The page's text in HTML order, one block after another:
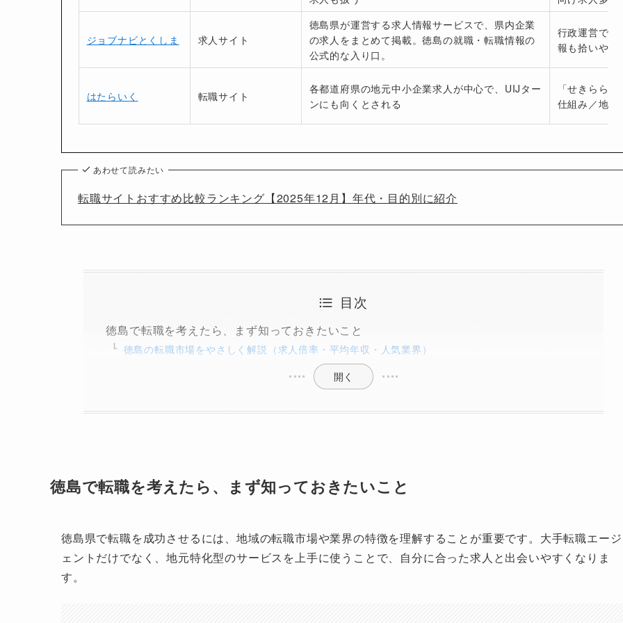
ジョブナビとくしま 求人サイト
徳島県が運営する求人情報サービスで、県内企業
の求人をまとめて掲載。徳島の就職・転職情報の
公式的な入り口。
行政運営で安
報も拾いやすい
はたらいく 転職サイト
各都道府県の地元中小企業求人が中心で、UIJター
ンにも向くとされる
「せきらら
仕組み／地元
あわせて読みたい
転職サイトおすすめ比較ランキング【2025年12月】年代・目的別に紹介
目次
徳島で転職を考えたら、まず知っておきたいこと
徳島の転職市場をやさしく解説（求人倍率・平均年収・人気業界）
開く
徳島で転職を考えたら、まず知っておきたいこと
徳島県で転職を成功させるには、地域の転職市場や業界の特徴を理解することが重要です。大手転職エージ
ェントだけでなく、地元特化型のサービスを上手に使うことで、自分に合った求人と出会いやすくなりま
す。